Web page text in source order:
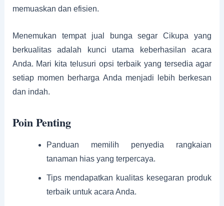
memuaskan dan efisien.
Menemukan tempat jual bunga segar Cikupa yang
berkualitas adalah kunci utama keberhasilan acara
Anda. Mari kita telusuri opsi terbaik yang tersedia agar
setiap momen berharga Anda menjadi lebih berkesan
dan indah.
Poin Penting
Panduan memilih penyedia rangkaian
tanaman hias yang terpercaya.
Tips mendapatkan kualitas kesegaran produk
terbaik untuk acara Anda.